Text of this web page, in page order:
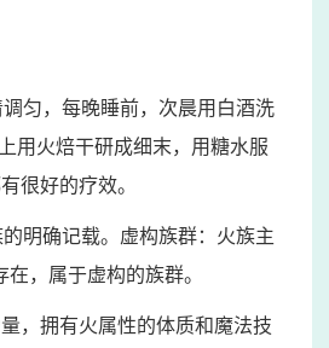
匀，每晚睡前，次晨用白酒洗
用火焙干研成细末，用糖水服
很好的疗效。
明确记载。虚构族群：火族主
，属于虚构的族群。
，拥有火属性的体质和魔法技